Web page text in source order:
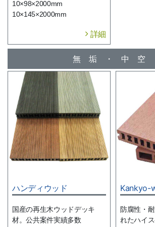
10×98×2000mm
10×145×2000mm
詳細
無垢・中空
ハンディウッド
国産の再生木ウッドデッキ
材。公共案件実績多数
Kankyo-
防腐性・
れたハイ